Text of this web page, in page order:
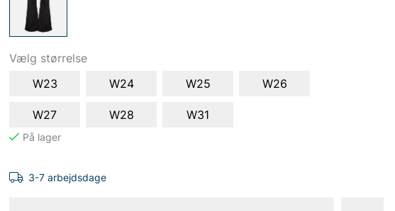
Vælg størrelse
W23
W24 W25 W26
W27 W28 W31
3-7 arbejdsdage